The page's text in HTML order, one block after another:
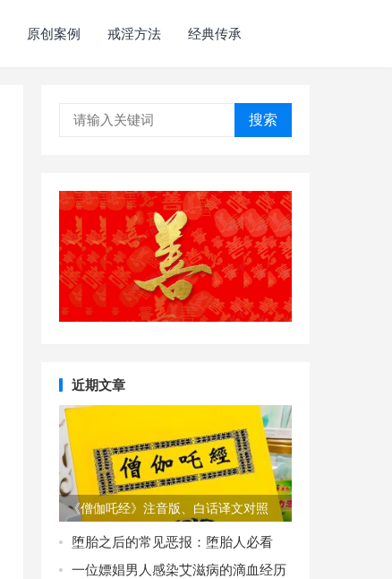
原创案例 戒淫方法 经典传承
搜索
近期文章
《僧伽吒经》注音版、白话译文对照
PDF电子版下载
堕胎之后的常见恶报：堕胎人必看
一位嫖娼男人感染艾滋病的滴血经历